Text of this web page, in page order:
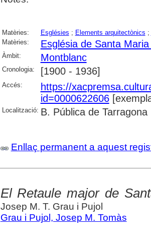
Matèries: Esglésies ; Elements arquitectònics ;
Matèries:
Església de Santa
Àmbit: Montblanc
Cronologia: [1900 - 1936]
Accés:
https://
id=0000622606
Localització: B. Pública de Tarragona
Enllaç permanent a aquest
El Retaule major de
Josep M. T. Grau i Pujol
Grau i Pujol, Josep M. Tomàs